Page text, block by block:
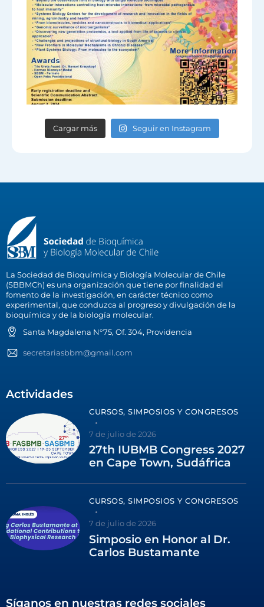
Cargar más Seguir en Instagram
La Sociedad de Bioquímica y Biología Molecular de Chile
(SBBMCh) es una organización que tiene por finalidad el
fomento de la investigación, en carácter técnico como
experimental, que conduzca al progreso y divulgación de la
bioquímica y de la biología molecular.
Santa Magdalena N°75, Of. 304, Providencia
secretariasbbm@gmail.com
Actividades
CURSOS, SIMPOSIOS Y CONGRESOS
7 de julio de 2026
27th IUBMB Congress 2027
en Cape Town, Sudáfrica
CURSOS, SIMPOSIOS Y CONGRESOS
7 de julio de 2026
Simposio en Honor al Dr.
Carlos Bustamante
Síganos en nuestras redes sociales